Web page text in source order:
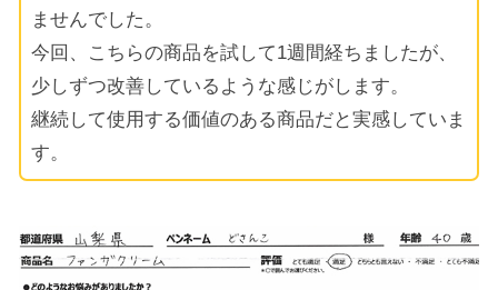
ませんでした。
今回、こちらの商品を試して1週間経ちましたが、
少しずつ改善しているような感じがします。
継続して使用する価値のある商品だと実感していま
す。